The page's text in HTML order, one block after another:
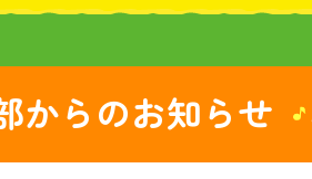
からのお知らせ